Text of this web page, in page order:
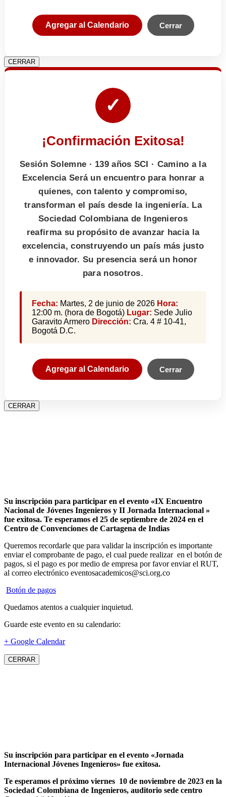
Agregar al Calendario Cerrar
CERRAR
✓
¡Confirmación Exitosa!
Sesión Solemne · 139 años SCI · Camino a la
Excelencia Será un encuentro para honrar a
quienes, con talento y compromiso,
transforman el país desde la ingeniería. La
Sociedad Colombiana de Ingenieros
reafirma su propósito de avanzar hacia la
excelencia, construyendo un país más justo
e innovador. Su presencia será un honor
para nosotros.
Fecha: Martes, 2 de junio de 2026 Hora:
12:00 m. (hora de Bogotá) Lugar: Sede Julio
Garavito Armero Dirección: Cra. 4 # 10-41,
Bogotá D.C.
Agregar al Calendario Cerrar
CERRAR
Su inscripción para participar en el evento «IX Encuentro
Nacional de Jóvenes Ingenieros y II Jornada Internacional »
fue exitosa. Te esperamos el 25 de septiembre de 2024 en el
Centro de Convenciones de Cartagena de Indias
Queremos recordarle que para validar la inscripción es importante
enviar el comprobante de pago, el cual puede realizar en el botón de
pagos, si el pago es por medio de empresa por favor enviar el RUT,
al correo electrónico eventosacademicos@sci.org.co
Botón de pagos
Quedamos atentos a cualquier inquietud.
Guarde este evento en su calendario:
+ Google Calendar
CERRAR
Su inscripción para participar en el evento «Jornada
Internacional Jóvenes Ingenieros» fue exitosa.
Te esperamos el próximo viernes 10 de noviembre de 2023 en la
Sociedad Colombiana de Ingenieros, auditorio sede centro